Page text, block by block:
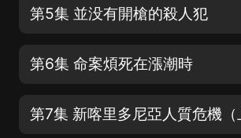
第5集 並没有開槍的殺人犯
第6集 命案煩死在漲潮時
第7集 新喀里多尼亞人質危機（